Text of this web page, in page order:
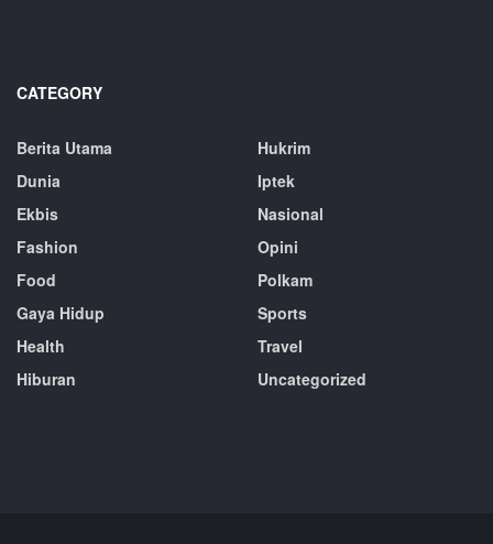
CATEGORY
Berita Utama
Dunia
Ekbis
Fashion
Food
Gaya Hidup
Health
Hiburan
Hukrim
Iptek
Nasional
Opini
Polkam
Sports
Travel
Uncategorized